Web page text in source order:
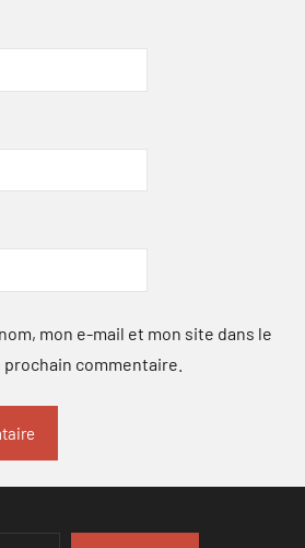
mon e-mail et mon site dans le
commentaire.